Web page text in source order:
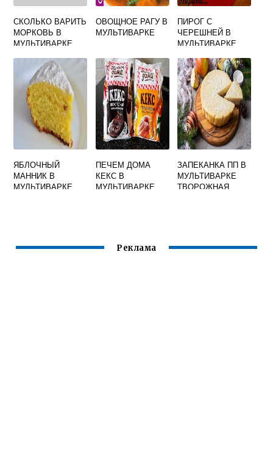
СКОЛЬКО ВАРИТЬ
МОРКОВЬ В
МУЛЬТИВАРКЕ
ОВОЩНОЕ РАГУ В
МУЛЬТИВАРКЕ
ПИРОГ С
ЧЕРЕШНЕЙ В
МУЛЬТИВАРКЕ
ЯБЛОЧНЫЙ
МАННИК В
МУЛЬТИВАРКЕ
ПЕЧЕМ ДОМА
КЕКС В
МУЛЬТИВАРКЕ
ЗАПЕКАНКА ПП В
МУЛЬТИВАРКЕ
ТВОРОЖНАЯ
Реклама